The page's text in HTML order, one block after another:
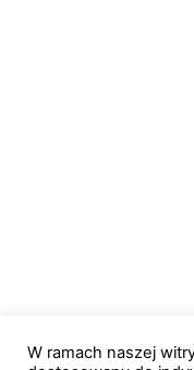
W ramach naszej